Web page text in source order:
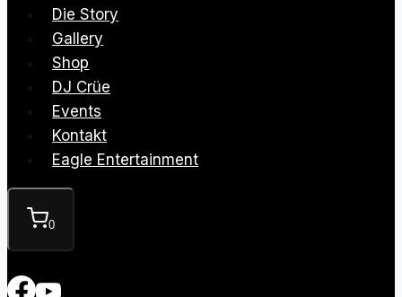
Die Story
Gallery
Shop
DJ Crüe
Events
Kontakt
Eagle Entertainment
0